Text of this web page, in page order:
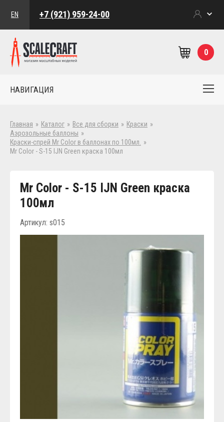
EN +7 (921) 959-24-00
0
НАВИГАЦИЯ
Главная » Каталог » Все для сборки » Краски »
Аэрозольные баллоны »
Краски-спрей Mr Color в баллонах по 100мл.
»
Mr Color - S-15 IJN Green краска 100мл
Mr Color - S-15 IJN Green краска
100мл
Артикул: s015